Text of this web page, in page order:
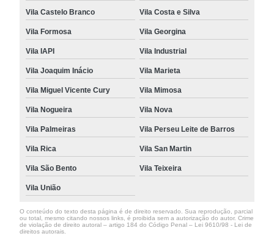
Vila Castelo Branco Vila Costa e Silva
Vila Formosa Vila Georgina
Vila IAPI Vila Industrial
Vila Joaquim Inácio Vila Marieta
Vila Miguel Vicente Cury Vila Mimosa
Vila Nogueira Vila Nova
Vila Palmeiras Vila Perseu Leite de Barros
Vila Rica Vila San Martin
Vila São Bento Vila Teixeira
Vila União
O conteúdo do texto desta página é de direito reservado. Sua reprodução, parcial
ou total, mesmo citando nossos links, é proibida sem a autorização do autor. Crime
de violação de direito autoral – artigo 184 do Código Penal – Lei 9610/98 - Lei de
direitos autorais